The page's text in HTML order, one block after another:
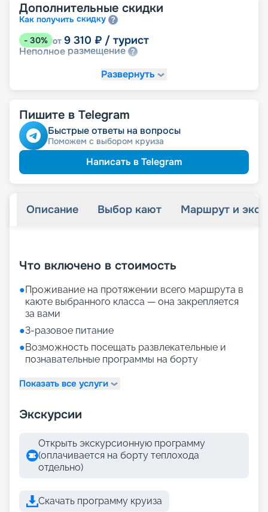
Дополнительные скидки
Как получить скидку
- 30% от 9 310 ₽ / турист
Неполное размещение
Развернуть
Пишите в Telegram
Быстрые ответы на вопросы
Поможем с выбором круиза
Написать в Telegram
Описание Выбор кают Маршрут и
Что включено в стоимость
●Проживание на протяжении всего маршрута в
каюте выбранного класса — она закрепляется
за вами
●3-разовое питание
●Возможность посещать развлекательные и
познавательные программы на борту
Показать все услуги
Экскурсии
Открыть экскурсионную программу
(оплачивается на борту теплохода
отдельно)
Скачать программу круиза